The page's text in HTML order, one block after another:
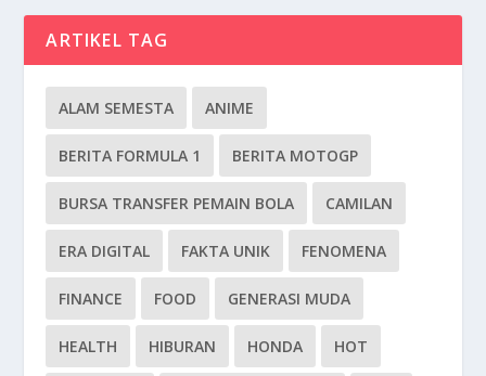
ARTIKEL TAG
ALAM SEMESTA ANIME
BERITA FORMULA 1 BERITA MOTOGP
BURSA TRANSFER PEMAIN BOLA CAMILAN
ERA DIGITAL FAKTA UNIK FENOMENA
FINANCE FOOD GENERASI MUDA
HEALTH HIBURAN HONDA HOT